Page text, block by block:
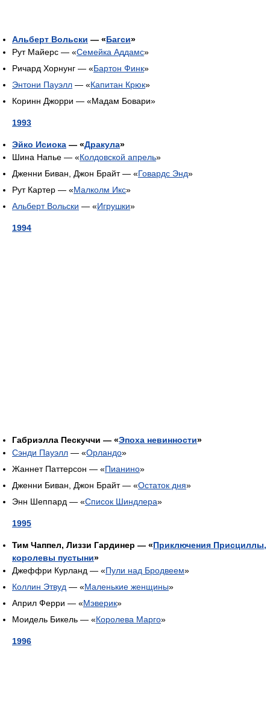
Альберт Вольски — «Багси»
Рут Майерс — «Семейка Аддамс»
Ричард Хорнунг — «Бартон Финк»
Энтони Пауэлл — «Капитан Крюк»
Коринн Джорри — «Мадам Бовари»
1993
Эйко Исиока — «Дракула»
Шина Напье — «Колдовской апрель»
Дженни Биван, Джон Брайт — «Говардс Энд»
Рут Картер — «Малколм Икс»
Альберт Вольски — «Игрушки»
1994
Габриэлла Пескуччи — «Эпоха невинности»
Сэнди Пауэлл — «Орландо»
Жаннет Паттерсон — «Пианино»
Дженни Биван, Джон Брайт — «Остаток дня»
Энн Шеппард — «Список Шиндлера»
1995
Тим Чаппел, Лиззи Гардинер — «Приключения Присциллы,
королевы пустыни»
Джеффри Курланд — «Пули над Бродвеем»
Коллин Этвуд — «Маленькие женщины»
Април Ферри — «Мэверик»
Моидель Бикель — «Королева Марго»
1996